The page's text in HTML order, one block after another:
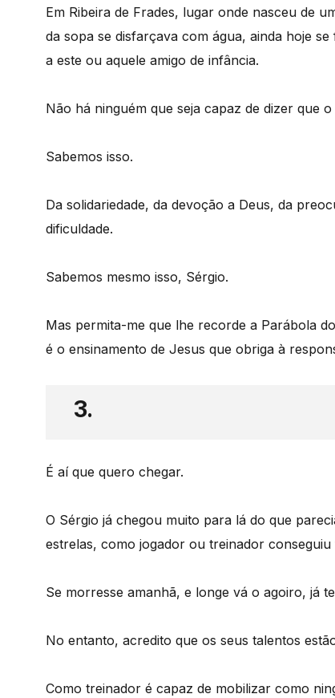
Em Ribeira de Frades, lugar onde nasceu de
da sopa se disfarçava com água, ainda hoje
a este ou aquele amigo de infância.
Não há ninguém que seja capaz de dizer que
Sabemos isso.
Da solidariedade, da devoção a Deus, da
dificuldade.
Sabemos mesmo isso, Sérgio.
Mas permita-me que lhe recorde a Parábola
é o ensinamento de Jesus que obriga à
3.
É aí que quero chegar.
O Sérgio já chegou muito para lá do que
estrelas, como jogador ou treinador
Se morresse amanhã, e longe vá o agoiro, já
No entanto, acredito que os seus talentos
Como treinador é capaz de mobilizar como